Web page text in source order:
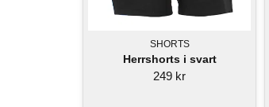
SHORTS
Herrshorts i svart
249 kr